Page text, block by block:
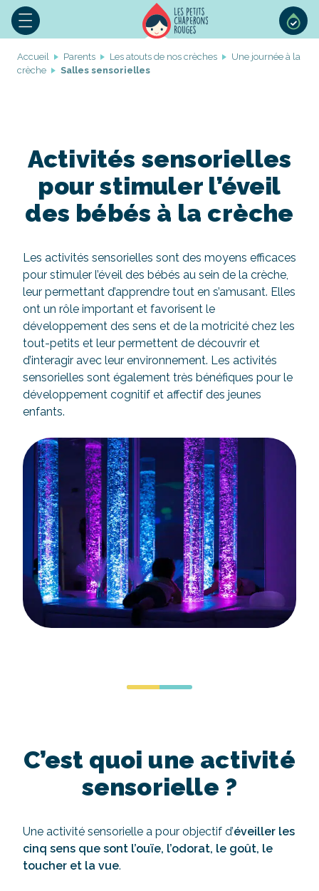
Accueil Parents Les atouts de nos crèches
Une journée à la
crèche
Salles sensorielles
Activités sensorielles
pour stimuler l’éveil
des bébés à la crèche
Les activités sensorielles sont des moyens efficaces
pour stimuler l’éveil des bébés au sein de la crèche,
leur permettant d’apprendre tout en s’amusant. Elles
ont un rôle important et favorisent le
développement des sens et de la motricité chez les
tout-petits et leur permettent de découvrir et
d’interagir avec leur environnement. Les activités
sensorielles sont également très bénéfiques pour le
développement cognitif et affectif des jeunes
enfants.
C’est quoi une activité
sensorielle ?
Une activité sensorielle a pour objectif d’éveiller les
cinq sens que sont l’ouïe, l’odorat, le goût, le
toucher et la vue.